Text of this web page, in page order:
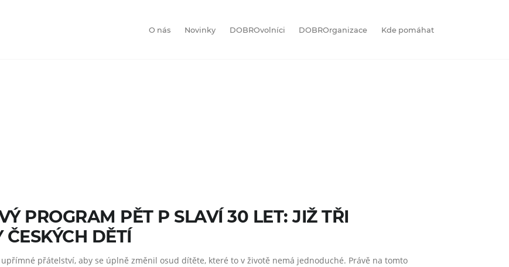
O nás Novinky DOBROvolníci DOBROrganizace Kde pomáhat
PROGRAM PĚT P SLAVÍ 30 LET: JIŽ TŘI
DĚTÍ
přátelství, aby se úplně změnil osud dítěte, které to v životě nemá jednoduché. Právě na tomto